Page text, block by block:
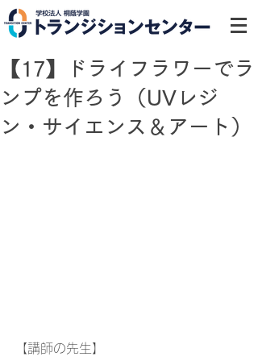
【17】ドライフラワーでラ
ンプを作ろう（UVレジ
ン・サイエンス＆アート）
【講師の先生】